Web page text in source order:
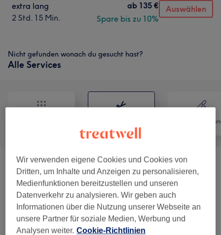
extra lang
2 Std. 15 Min.
ab 135 €
Spare bis zu 10%
Auswählen
Nicht gefunden wonach du gesucht hast?
Alle Services
Damen - Farbe & Coloration (11) ab 22,50 €
Damen - Haarschnitte & Stylings ( 4) ab 40,50 €
Haarverlängerung (1) ab 50 €
Wir verwenden eigene Cookies und Cookies von
Dritten, um Inhalte und Anzeigen zu personalisieren,
Medienfunktionen bereitzustellen und unseren
Datenverkehr zu analysieren. Wir geben auch
Informationen über die Nutzung unserer Webseite an
unsere Partner für soziale Medien, Werbung und
Analysen weiter. Cookie-Richtlinien